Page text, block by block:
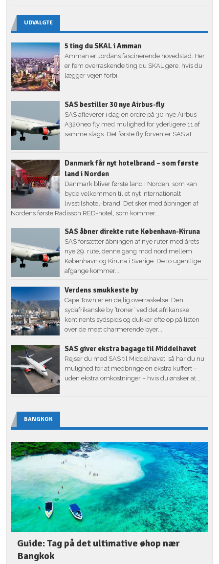
UDVALGTE
5 ting du SKAL i Amman
Amman er Jordans fascinerende hovedstad. Her
er fem overraskende ting du SKAL gøre, hvis du
lægger vejen forbi.
SAS bestiller 30 nye Airbus-fly
SAS afleverer i dag en ordre på 30 nye Airbus
A320neo fly med mulighed for yderligere 11 af
samme slags. Det første fly forventer SAS at...
Danmark får nyt hotelbrand – som første
land i Norden
Danmark bliver første land i Norden, som kan
byde velkommen til et nyt internationalt
livsstilshotel-brand. Det sker med åbningen af
Nordens første Radisson RED-hotel, som kommer...
SAS åbner direkte rute København-Kiruna
SAS forsætter åbningen af nye ruter med årets
nye 29. rute, denne gang mod nord mellem
København og Kiruna i Sverige. De to ugentlige
afgange kommer...
Verdens smukkeste by
Cape Town er en dejlig overraskelse. Den
sydafrikanske by ’troner’ ved det afrikanske
kontinents sydspids og dukker ofte op på listen
over de mest charmerende byer...
SAS giver ekstra bagage til Middelhavet
Rejser du med SAS til Middelhavet, så har du nu
mulighed for at medbringe en ekstra kuffert –
uden ekstra omkostninger – hvis du ønsker at...
BANGKOK
Guide: Tag på det ultimative øhop nær
Bangkok